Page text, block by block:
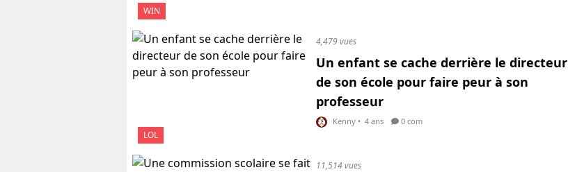
WIN
LOL
4,479 vues
Un enfant se cache derrière le directeur
de son école pour faire peur à son
professeur
Kenny • 4 ans 0 com
11,514 vues